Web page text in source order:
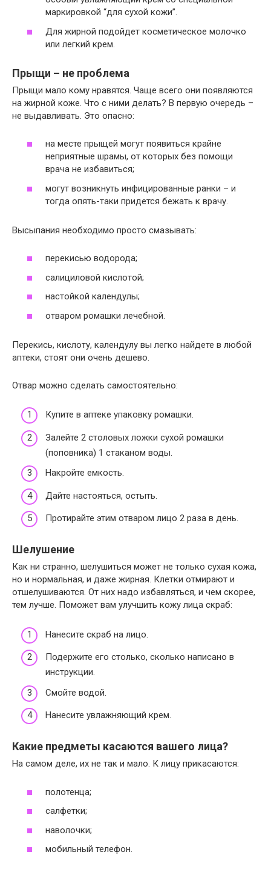
маркировкой “для сухой кожи”.
Для жирной подойдет косметическое молочко
или легкий крем.
Прыщи – не проблема
Прыщи мало кому нравятся. Чаще всего они появляются
на жирной коже. Что с ними делать? В первую очередь –
не выдавливать. Это опасно:
на месте прыщей могут появиться крайне
неприятные шрамы, от которых без помощи
врача не избавиться;
могут возникнуть инфицированные ранки – и
тогда опять-таки придется бежать к врачу.
Высыпания необходимо просто смазывать:
перекисью водорода;
салициловой кислотой;
настойкой календулы;
отваром ромашки лечебной.
Перекись, кислоту, календулу вы легко найдете в любой
аптеки, стоят они очень дешево.
Отвар можно сделать самостоятельно:
Купите в аптеке упаковку ромашки.
Залейте 2 столовых ложки сухой ромашки
(поповника) 1 стаканом воды.
Накройте емкость.
Дайте настояться, остыть.
Протирайте этим отваром лицо 2 раза в день.
Шелушение
Как ни странно, шелушиться может не только сухая кожа,
но и нормальная, и даже жирная. Клетки отмирают и
отшелушиваются. От них надо избавляться, и чем скорее,
тем лучше. Поможет вам улучшить кожу лица скраб:
Нанесите скраб на лицо.
Подержите его столько, сколько написано в
инструкции.
Смойте водой.
Нанесите увлажняющий крем.
Какие предметы касаются вашего лица?
На самом деле, их не так и мало. К лицу прикасаются:
полотенца;
салфетки;
наволочки;
мобильный телефон.